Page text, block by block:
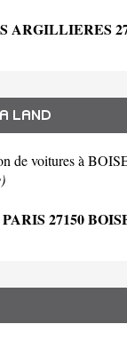
ARGILLIERES
LAND
de voitures à
27150